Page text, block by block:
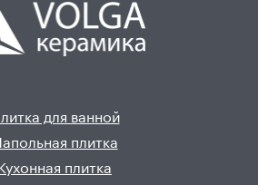
для ванной
плитка
Кухонная плитка